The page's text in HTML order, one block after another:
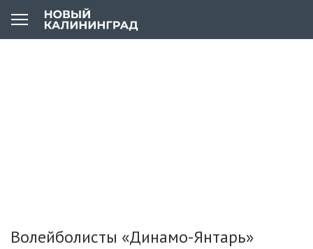
Волейболисты «Динамо-Янтарь»